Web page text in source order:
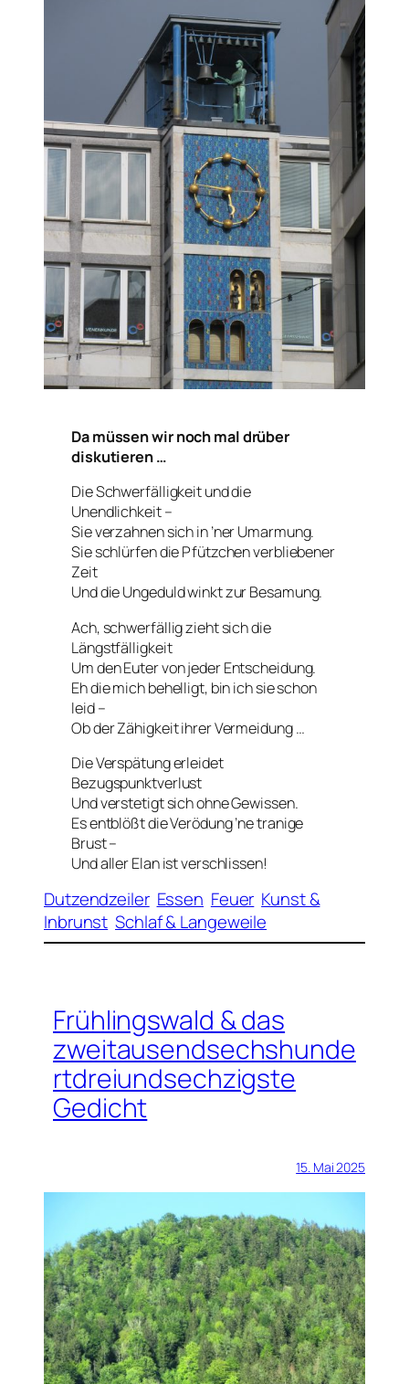
Da müssen wir noch mal drüber
diskutieren …
Die Schwerfälligkeit und die
Unendlichkeit –
Sie verzahnen sich in ’ner Umarmung.
Sie schlürfen die Pfützchen verbliebener
Zeit
Und die Ungeduld winkt zur Besamung.
Ach, schwerfällig zieht sich die
Längstfälligkeit
Um den Euter von jeder Entscheidung.
Eh die mich behelligt, bin ich sie schon
leid –
Ob der Zähigkeit ihrer Vermeidung …
Die Verspätung erleidet
Bezugspunktverlust
Und verstetigt sich ohne Gewissen.
Es entblößt die Verödung ’ne tranige
Brust –
Und aller Elan ist verschlissen!
Dutzendzeiler Essen Feuer Kunst &
Inbrunst Schlaf & Langeweile
Frühlingswald & das
zweitausendsechshunde
rtdreiundsechzigste
Gedicht
15. Mai 2025